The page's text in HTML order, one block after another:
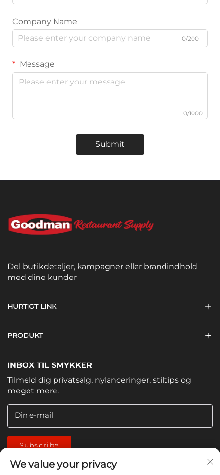
Company Name
0/200
Message
0/1000
Submit
Del butikdetaljer, kampagner eller brandindhold
med dine kunder
HURTIGT LINK
PRODUKT
INBOX TIL SMYKKER
Tilmeld dig privatsalg, nylanceringer, stiltips og
meget mere.
Din e-mail
Subscribe
We value your privacy